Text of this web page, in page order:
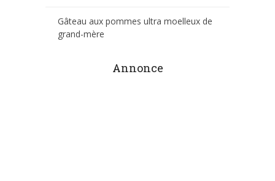
Gâteau aux pommes ultra moelleux de
grand-mère
Annonce